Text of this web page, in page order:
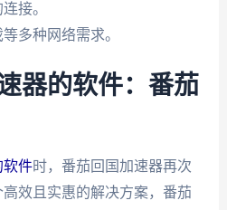
接。
多种网络需求。
器的软件：番茄
软件时，番茄回国加速器再次
效且实惠的解决方案，番茄